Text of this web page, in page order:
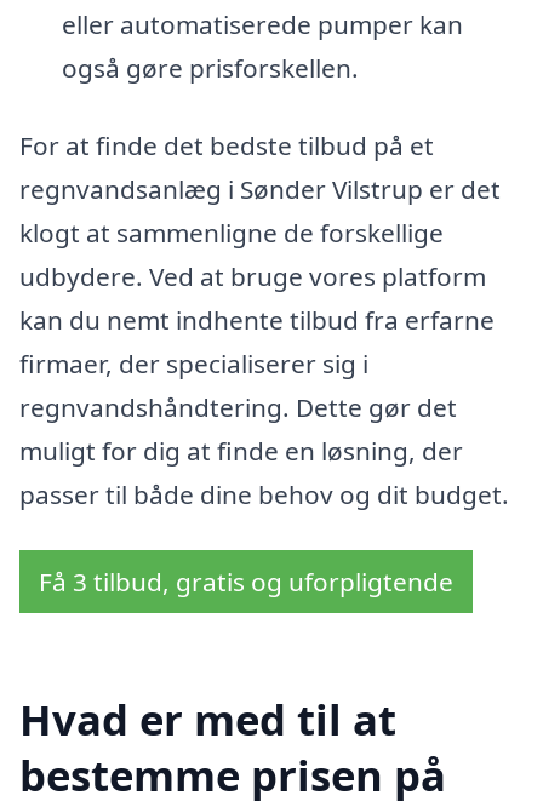
eller automatiserede pumper kan
også gøre prisforskellen.
For at finde det bedste tilbud på et
regnvandsanlæg i Sønder Vilstrup er det
klogt at sammenligne de forskellige
udbydere. Ved at bruge vores platform
kan du nemt indhente tilbud fra erfarne
firmaer, der specialiserer sig i
regnvandshåndtering. Dette gør det
muligt for dig at finde en løsning, der
passer til både dine behov og dit budget.
Få 3 tilbud, gratis og uforpligtende
Hvad er med til at
bestemme prisen på